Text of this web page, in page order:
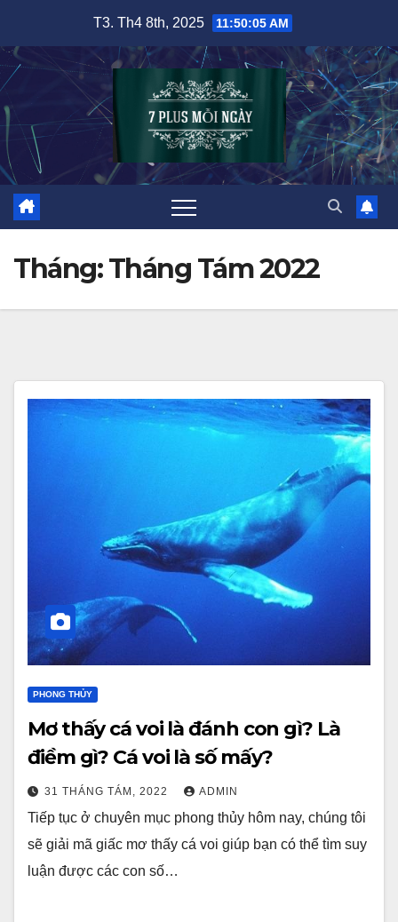
content
T3. Th4 8th, 2025 11:50:06 AM
Tháng:Tháng Tám 2022
PHONG THỦY
Mơ thấy cá voi là đánh con gì? Là
điềm gì? Cá voi là số mấy?
31 THÁNG TÁM, 2022 ADMIN
Tiếp tục ở chuyên mục phong thủy hôm nay, chúng tôi
sẽ giải mã giấc mơ thấy cá voi giúp bạn có thể tìm suy
luận được các con số…